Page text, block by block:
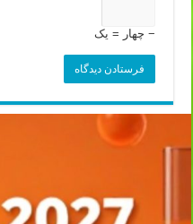
− چهار = یک